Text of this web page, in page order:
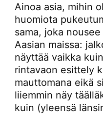
Ainoa asia, mihin
huomiota
sama, joka
Aasian maissa:
näyttää vaikka
rintavaon esittely
mauttomana eikä
liiemmin näy
kuin (yleensä